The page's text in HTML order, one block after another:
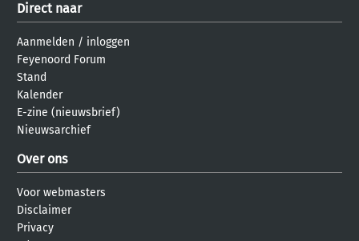
Direct naar
Aanmelden / inloggen
Feyenoord Forum
Stand
Kalender
E-zine (nieuwsbrief)
Nieuwsarchief
Over ons
Voor webmasters
Disclaimer
Privacy